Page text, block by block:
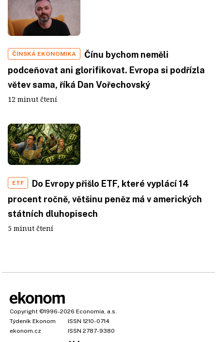
ČÍNSKÁ EKONOMIKA
Čínu bychom neměli
podceňovat ani glorifikovat. Evropa si podřízla
větev sama, říká Dan Vořechovský
12 minut čtení
ETF
Do Evropy přišlo ETF, které vyplácí 14
procent ročně, většinu peněz má v amerických
státních dluhopisech
5 minut čtení
Copyright ©1996-2026 Economia, a.s.
Týdeník Ekonom
ISSN 1210-0714
ekonom.cz
ISSN 2787-9380